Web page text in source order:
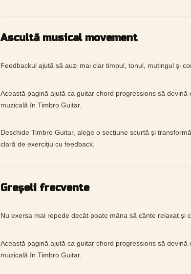
Ascultă musical movement
Feedbackul ajută să auzi mai clar timpul, tonul, mutingul și
Această pagină ajută ca guitar chord progressions să
muzicală în Timbro Guitar.
Deschide Timbro Guitar, alege o secțiune scurtă și
clară de exercițiu cu feedback.
Greșeli frecvente
Nu exersa mai repede decât poate mâna să cânte relaxat și
Această pagină ajută ca guitar chord progressions să
muzicală în Timbro Guitar.